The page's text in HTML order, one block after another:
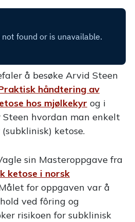
å besøke Arvid Steen
håndtering av
hos mjølkekyr og i
Steen hvordan man enkelt
ketose.
sin Masteroppgave fra
ketose i norsk
for oppgaven var å
ved fôring og
risikoen for subklinisk